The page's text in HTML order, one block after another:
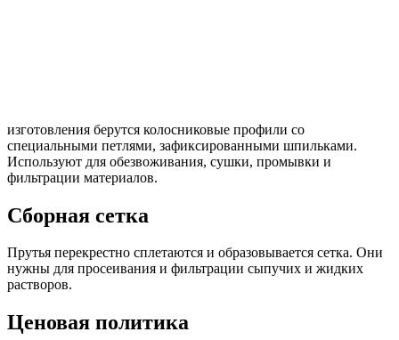
изготовления берутся колосниковые профили со
специальными петлями, зафиксированными шпильками.
Используют для обезвоживания, сушки, промывки и
фильтрации материалов.
Сборная сетка
Прутья перекрестно сплетаются и образовывается сетка. Они
нужны для просеивания и фильтрации сыпучих и жидких
растворов.
Ценовая политика